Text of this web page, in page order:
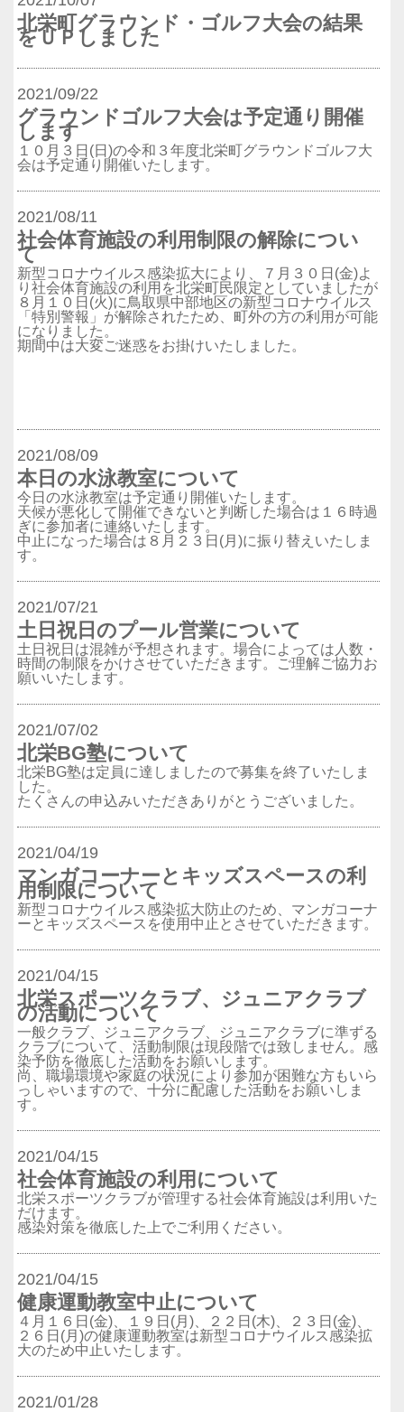
北栄町グラウンド・ゴルフ大会の結果
をＵＰしました
2021/09/22
グラウンドゴルフ大会は予定通り開催
します
１０月３日(日)の令和３年度北栄町グラウンドゴルフ大
会は予定通り開催いたします。
2021/08/11
社会体育施設の利用制限の解除につい
て
新型コロナウイルス感染拡大により、７月３０日(金)よ
り社会体育施設の利用を北栄町民限定としていましたが
８月１０日(火)に鳥取県中部地区の新型コロナウイルス
「特別警報」が解除されたため、町外の方の利用が可能
になりました。
期間中は大変ご迷惑をお掛けいたしました。
2021/08/09
本日の水泳教室について
今日の水泳教室は予定通り開催いたします。
天候が悪化して開催できないと判断した場合は１６時過
ぎに参加者に連絡いたします。
中止になった場合は８月２３日(月)に振り替えいたしま
す。
2021/07/21
土日祝日のプール営業について
土日祝日は混雑が予想されます。場合によっては人数・
時間の制限をかけさせていただきます。ご理解ご協力お
願いいたします。
2021/07/02
北栄BG塾について
北栄BG塾は定員に達しましたので募集を終了いたしま
した。
たくさんの申込みいただきありがとうございました。
2021/04/19
マンガコーナーとキッズスペースの利
用制限について
新型コロナウイルス感染拡大防止のため、マンガコーナ
ーとキッズスペースを使用中止とさせていただきます。
2021/04/15
北栄スポーツクラブ、ジュニアクラブ
の活動について
一般クラブ、ジュニアクラブ、ジュニアクラブに準ずる
クラブについて、活動制限は現段階では致しません。感
染予防を徹底した活動をお願いします。
尚、職場環境や家庭の状況により参加が困難な方もいら
っしゃいますので、十分に配慮した活動をお願いしま
す。
2021/04/15
社会体育施設の利用について
北栄スポーツクラブが管理する社会体育施設は利用いた
だけます。
感染対策を徹底した上でご利用ください。
2021/04/15
健康運動教室中止について
４月１６日(金)、１９日(月)、２２日(木)、２３日(金)、
２６日(月)の健康運動教室は新型コロナウイルス感染拡
大のため中止いたします。
2021/01/28